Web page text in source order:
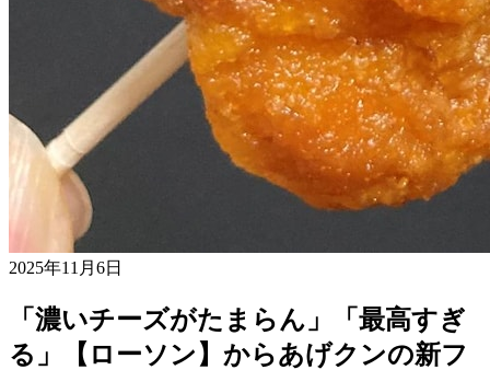
2025年11月6日
「濃いチーズがたまらん」「最高すぎ
る」【ローソン】からあげクンの新フ